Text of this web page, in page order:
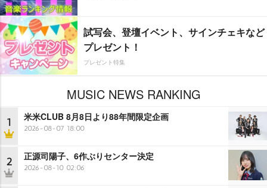
試写会、登壇イベント、サインチェキなど
プレゼント！
プレゼント特集
MUSIC NEWS RANKING
1 米米CLUB 8月8日より88年間限定企画
2026-08-07 18:00
2 正源司陽子、6作ぶりセンター決定
2026-08-10 02:06